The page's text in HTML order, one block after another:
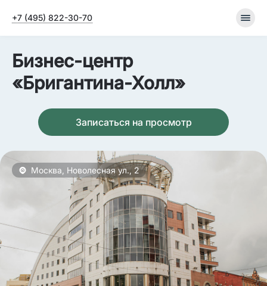
+7 (495) 822-30-70
Бизнес-центр
«Бригантина-Холл»
Записаться на просмотр
Москва, Новолесная ул., 2